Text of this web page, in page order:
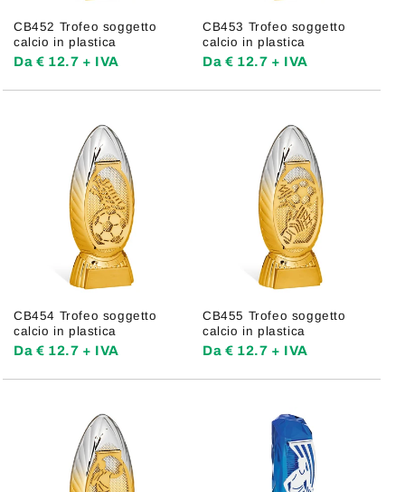
CB452 Trofeo soggetto
calcio in plastica
Da € 12.7 + IVA
CB453 Trofeo soggetto
calcio in plastica
Da € 12.7 + IVA
CB454 Trofeo soggetto
calcio in plastica
Da € 12.7 + IVA
CB455 Trofeo soggetto
calcio in plastica
Da € 12.7 + IVA